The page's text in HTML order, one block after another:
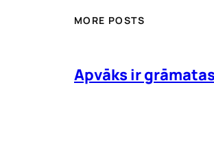
MORE POSTS
Apvāks ir